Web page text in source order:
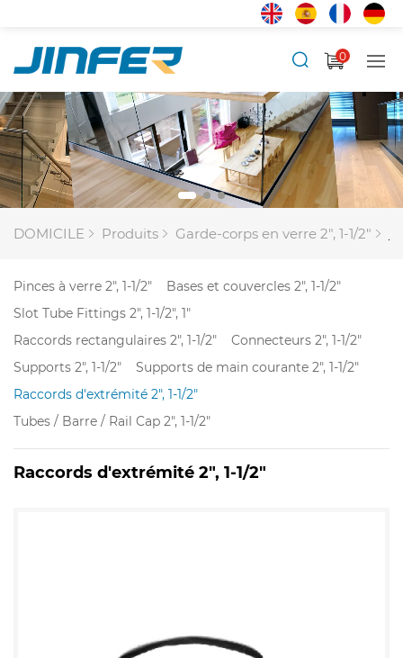
0
DOMICILE Produits Garde-corps en verre 2", 1-1/2"
Pinces à verre 2", 1-1/2"
Bases et couvercles 2", 1-1/2"
Slot Tube Fittings 2", 1-1/2", 1"
Raccords rectangulaires 2", 1-1/2"
Connecteurs 2", 1-1/2"
Supports 2", 1-1/2"
Supports de main courante 2", 1-1/2"
Raccords d'extrémité 2", 1-1/2"
Tubes / Barre / Rail Cap 2", 1-1/2"
Raccords d'extrémité 2", 1-1/2"